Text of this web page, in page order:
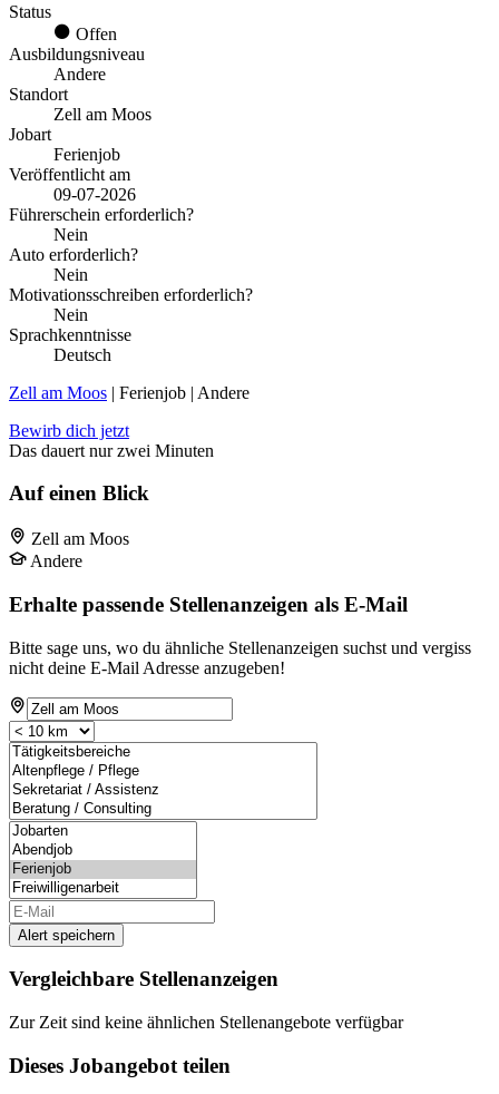
Status
Offen
Ausbildungsniveau
Andere
Standort
Zell am Moos
Jobart
Ferienjob
Veröffentlicht am
09-07-2026
Führerschein erforderlich?
Nein
Auto erforderlich?
Nein
Motivationsschreiben erforderlich?
Nein
Sprachkenntnisse
Deutsch
Zell am Moos | Ferienjob | Andere
Bewirb dich jetzt
Das dauert nur zwei Minuten
Auf einen Blick
Zell am Moos
Andere
Erhalte passende Stellenanzeigen als E-Mail
Bitte sage uns, wo du ähnliche Stellenanzeigen suchst und vergiss
nicht deine E-Mail Adresse anzugeben!
Alert speichern
Vergleichbare Stellenanzeigen
Zur Zeit sind keine ähnlichen Stellenangebote verfügbar
Dieses Jobangebot teilen